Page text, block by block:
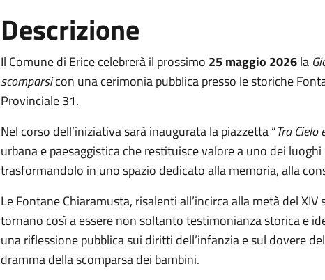
Descrizione
Il Comune di Erice celebrerà il prossimo 25 maggio 2026la
scomparsicon una cerimonia pubblica presso le storiche
Provinciale 31.
Nel corso dell’iniziativa sarà inaugurata la piazzetta “Tra Cielo
urbana e paesaggistica che restituisce valore a uno dei
trasformandolo in uno spazio dedicato alla memoria, alla
Le Fontane Chiaramusta, risalenti all’incirca alla metà del
tornano così a essere non soltanto testimonianza storica e
una riflessione pubblica sui diritti dell’infanzia e sul dovere
dramma della scomparsa dei bambini.